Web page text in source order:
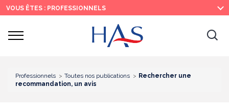
Recherche
Menu
principal
Contenu
principal
VOUS ÊTES : PROFESSIONNELS
Ouvrir
Professionnels Toutes nos publications
Rechercher une
recommandation, un avis